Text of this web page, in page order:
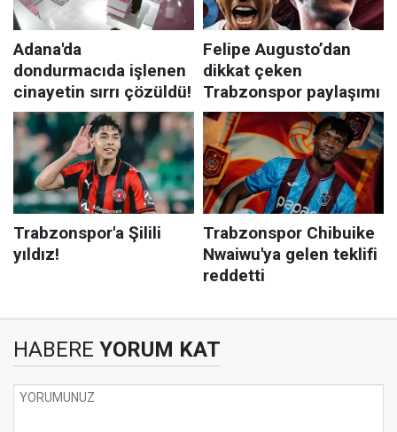
HABERE YORUM KAT